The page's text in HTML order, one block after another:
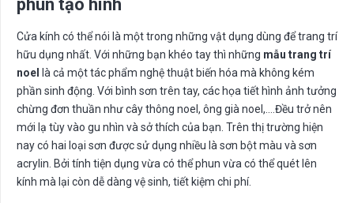
phun tạo hình
Cửa kính có thể nói là một trong những vật dụng dùng để trang trí
hữu dụng nhất. Với những bạn khéo tay thì những mẫu trang trí
noel là cả một tác phẩm nghệ thuật biến hóa mà không kém
phần sinh động. Với bình sơn trên tay, các họa tiết hình ảnh tưởng
chừng đơn thuần như cây thông noel, ông già noel,….Đều trở nên
mới lạ tùy vào gu nhìn và sở thích của bạn. Trên thị trường hiện
nay có hai loại sơn được sử dụng nhiều là sơn bột màu và sơn
acrylin. Bởi tính tiện dụng vừa có thể phun vừa có thể quét lên
kính mà lại còn dễ dàng vệ sinh, tiết kiệm chi phí.